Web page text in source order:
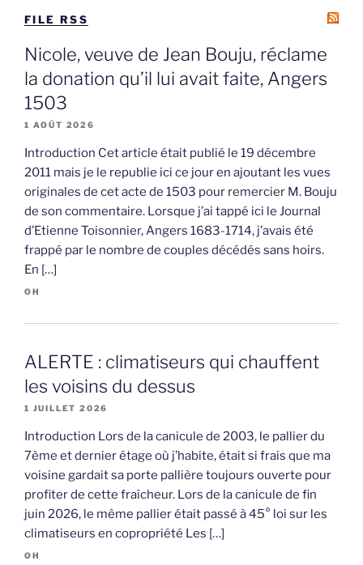
FILE RSS
Nicole, veuve de Jean Bouju, réclame
la donation qu’il lui avait faite, Angers
1503
1 AOÛT 2026
Introduction Cet article était publié le 19 décembre
2011 mais je le republie ici ce jour en ajoutant les vues
originales de cet acte de 1503 pour remercier M. Bouju
de son commentaire. Lorsque j’ai tappé ici le Journal
d’Etienne Toisonnier, Angers 1683-1714, j’avais été
frappé par le nombre de couples décédés sans hoirs.
En […]
OH
ALERTE : climatiseurs qui chauffent
les voisins du dessus
1 JUILLET 2026
Introduction Lors de la canicule de 2003, le pallier du
7ème et dernier étage où j’habite, était si frais que ma
voisine gardait sa porte pallière toujours ouverte pour
profiter de cette fraîcheur. Lors de la canicule de fin
juin 2026, le même pallier était passé à 45° loi sur les
climatiseurs en copropriété Les […]
OH